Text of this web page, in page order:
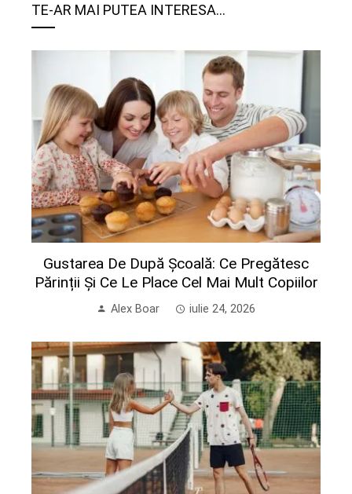
TE-AR MAI PUTEA INTERESA...
Gustarea De După Școală: Ce Pregătesc
Părinții Și Ce Le Place Cel Mai Mult Copiilor
Alex Boar iulie 24, 2026